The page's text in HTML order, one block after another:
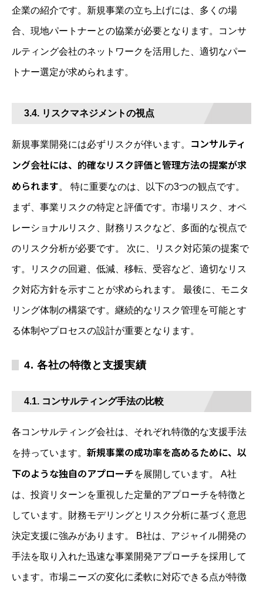
企業の紹介です。新規事業の立ち上げには、多くの場
合、現地パートナーとの協業が必要となります。コンサ
ルティング会社のネットワークを活用した、適切なパー
トナー選定が求められます。
3.4. リスクマネジメントの視点
新規事業開発には必ずリスクが伴います。
コンサルティ
ング会社には、的確なリスク評価と管理方法の提案が求
められます。 特に重要なのは、以下の3つの観点です。
まず、事業リスクの特定と評価です。市場リスク、オペ
レーショナルリスク、財務リスクなど、多面的な視点で
のリスク分析が必要です。 次に、リスク対応策の提案で
す。リスクの回避、低減、移転、受容など、適切なリス
ク対応方針を示すことが求められます。 最後に、モニタ
リング体制の構築です。継続的なリスク管理を可能とす
る体制やプロセスの設計が重要となります。
4. 各社の特徴と支援実績
4.1. コンサルティング手法の比較
各コンサルティング会社は、それぞれ特徴的な支援手法
を持っています。 新規事業の成功率を高めるために、以
下のような独自のアプローチを展開しています。 A社
は、投資リターンを重視した定量的アプローチを特徴と
しています。財務モデリングとリスク分析に基づく意思
決定支援に強みがあります。 B社は、アジャイル開発の
手法を取り入れた迅速な事業開発アプローチを採用して
います。市場ニーズの変化に柔軟に対応できる点が特徴